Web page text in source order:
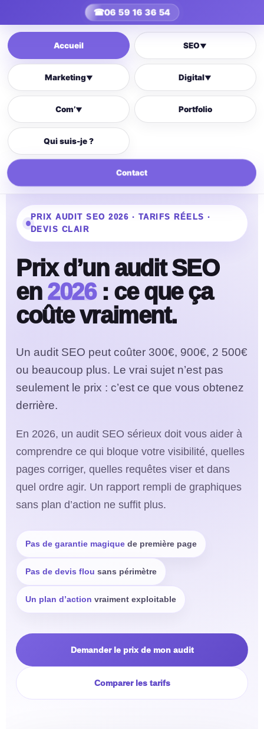
☎06 59 16 36 54
Accueil SEO▼
Marketing▼ Digital▼
Com’▼ Portfolio
Qui suis-je ?
Contact
PRIX AUDIT SEO 2026 · TARIFS RÉELS ·
DEVIS CLAIR
Prix d’un audit SEO
en 2026: ce que ça
coûte vraiment.
Un audit SEO peut coûter 300€, 900€, 2 500€
ou beaucoup plus. Le vrai sujet n’est pas
seulement le prix : c’est ce que vous obtenez
derrière.
En 2026, un audit SEO sérieux doit vous aider à
comprendre ce qui bloque votre visibilité, quelles
pages corriger, quelles requêtes viser et dans
quel ordre agir. Un rapport rempli de graphiques
sans plan d’action ne suffit plus.
Pas de garantie magique de première page
Pas de devis flou sans périmètre
Un plan d’action vraiment exploitable
Demander le prix de mon audit
Comparer les tarifs